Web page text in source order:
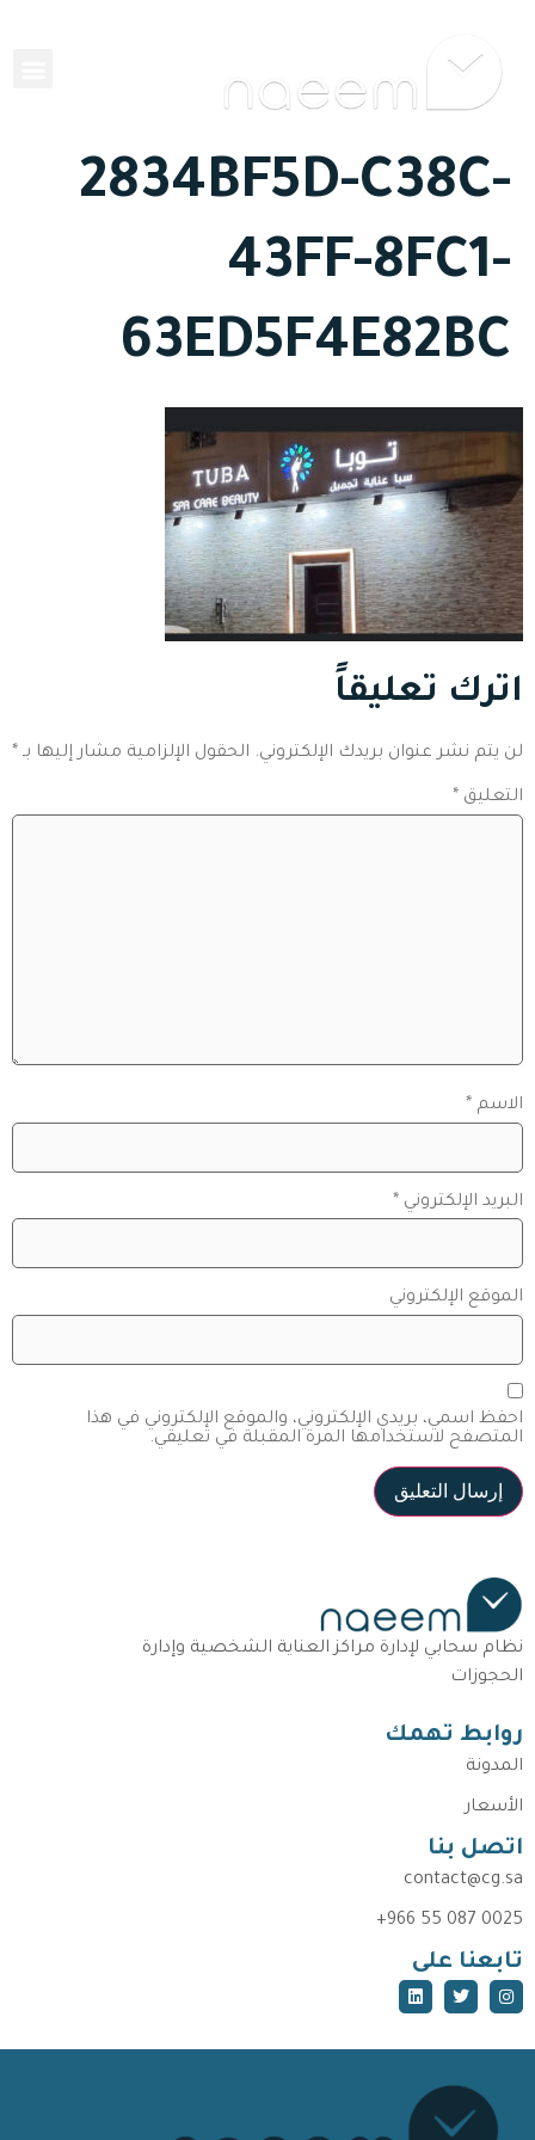
2834BF5D-C38C-
43FF-8FC1-
63ED5F4E82BC
اترك تعليقاً
لن يتم نشر عنوان بريدك الإلكتروني. الحقول الإلزامية مشار إليها بـ *
التعليق *
الاسم *
البريد الإلكتروني *
الموقع الإلكتروني
احفظ اسمي، بريدي الإلكتروني، والموقع الإلكتروني في هذا
المتصفح لاستخدامها المرة المقبلة في تعليقي.
نظام سحابي لإدارة مراكز العناية الشخصية وإدارة
الحجوزات
روابط تهمك
المدونة
الأسعار
اتصل بنا
contact@cg.sa
+966 55 087 0025
تابعنا على